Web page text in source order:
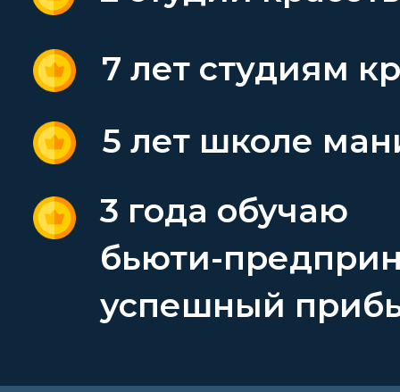
7 лет студиям
3 года обучаю
бьюти-
успешный
5 лет школе